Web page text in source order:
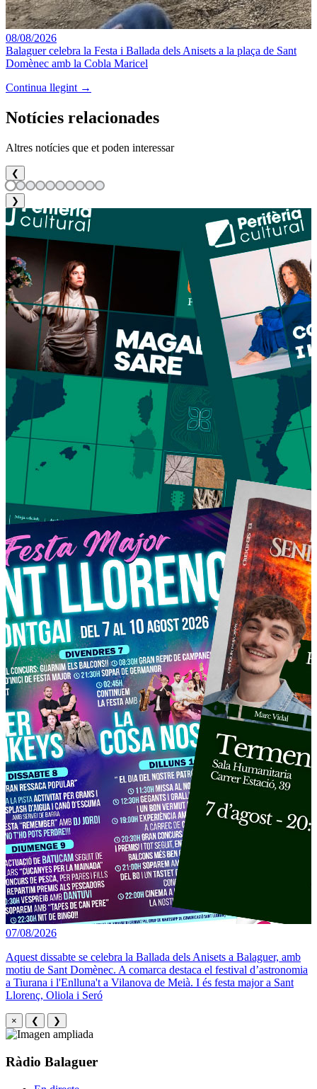
08/08/2026
Balaguer celebra la Festa i Ballada dels Anisets a la plaça de Sant
Domènec amb la Cobla Maricel
Continua llegint →
Notícies relacionades
Altres notícies que et poden interessar
❮
❯
07/08/2026
Aquest dissabte se celebra la Ballada dels Anisets a Balaguer, amb
motiu de Sant Domènec. A comarca destaca el festival d’astronomia
a Tiurana i l'Enlluna't a Vilanova de Meià. I és festa major a Sant
Llorenç, Oliola i Seró
× ❮ ❯
Ràdio Balaguer